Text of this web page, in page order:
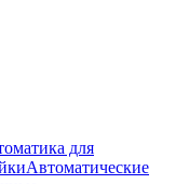
для
Автоматические